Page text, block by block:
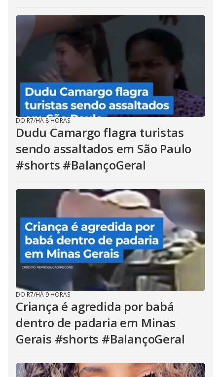
DO R7/HÁ 8 HORAS
Dudu Camargo flagra turistas
sendo assaltados em São Paulo
#shorts #BalançoGeral
DO R7/HÁ 9 HORAS
Criança é agredida por babá
dentro de padaria em Minas
Gerais #shorts #BalançoGeral